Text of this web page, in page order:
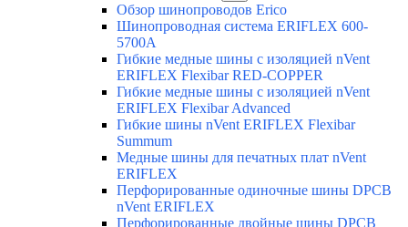
Обзор шинопроводов Erico
Шинопроводная система ERIFLEX 600-
5700A
Гибкие медные шины с изоляцией nVent
ERIFLEX Flexibar RED-COPPER
Гибкие медные шины с изоляцией nVent
ERIFLEX Flexibar Advanced
Гибкие шины nVent ERIFLEX Flexibar
Summum
Медные шины для печатных плат nVent
ERIFLEX
Перфорированные одиночные шины DPCB
nVent ERIFLEX
Перфорированные двойные шины DPCB